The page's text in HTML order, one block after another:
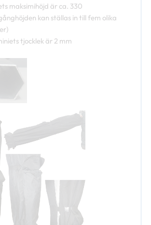
maksimihöjd är ca. 330
kan ställas in till fem olika
tjocklek är 2 mm